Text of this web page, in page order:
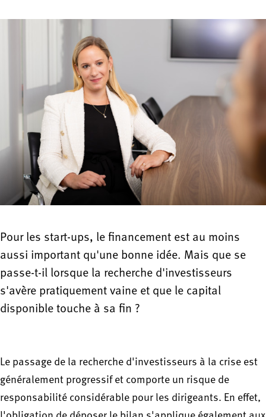
Pour les start-ups, le financement est au moins
aussi important qu'une bonne idée. Mais que se
passe-t-il lorsque la recherche d'investisseurs
s'avère pratiquement vaine et que le capital
disponible touche à sa fin ?
Le passage de la recherche d'investisseurs à la crise est
généralement progressif et comporte un risque de
responsabilité considérable pour les dirigeants. En effet,